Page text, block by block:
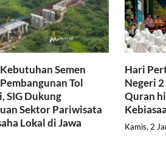
Semen
Tol
SIG Dukung
Sektor Pariwisata
Lokal di Jawa
Hari
Negeri
Quran
Kamis, 2